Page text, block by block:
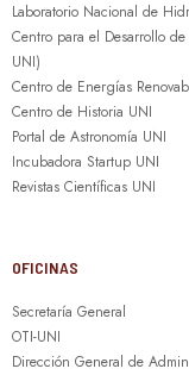
Laboratorio Nacional de
Centro para el Desarrollo
UNI)
Centro de Energías
Centro de Historia UNI
Portal de Astronomía UNI
Incubadora Startup UNI
Revistas Científicas UNI
OFICINAS
Secretaría General
OTI-UNI
Dirección General de